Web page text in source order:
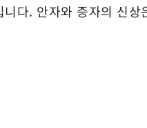
다. 안자와 증자의 신